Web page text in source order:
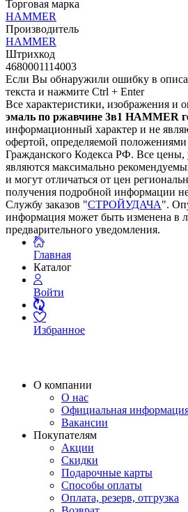
Торговая марка
HAMMER
Производитель
HAMMER
Штрихкод
4680001114003
Если Вы обнаружили ошибку в
текста и нажмите Ctrl + Enter
Все характеристики, изображения и
эмаль по ржавчине 3в1 HAMMER
информационный характер и не
офертой, определяемой положениями
Гражданского Кодекса РФ. Все цены,
являются максимально
и могут отличаться от цен
получения подробной информации
Службу заказов "СТРОЙУДАЧА".
информация может быть изменена в
предварительного уведомления.
Главная
Каталог
Войти
Избранное
О компании
О нас
Официальная
Вакансии
Покупателям
Акции
Скидки
Подарочные карты
Способы оплаты
Оплата, резерв, отгрузка